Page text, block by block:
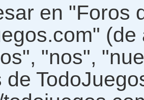
en "Foros
"nos",
de